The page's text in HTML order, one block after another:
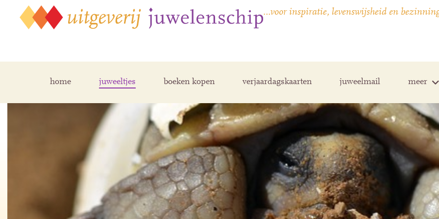
…voor inspiratie, levenswijsheid en
home juweeltjes boeken kopen verjaardagskaarten juweelmail meer